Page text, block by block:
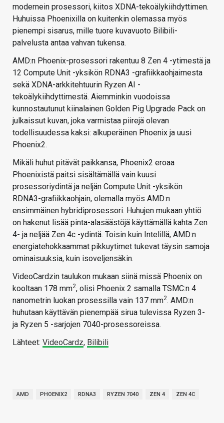
modernein prosessori, kiitos XDNA-tekoälykiihdyttimen.
Huhuissa Phoenixilla on kuitenkin olemassa myös
pienempi sisarus, mille tuore kuvavuoto Bilibili-
palvelusta antaa vahvan tukensa.
AMD:n Phoenix-prosessori rakentuu 8 Zen 4 -ytimestä ja
12 Compute Unit -yksikön RDNA3 -grafiikkaohjaimesta
sekä XDNA-arkkitehtuurin Ryzen AI -
tekoälykiihdyttimestä. Aiemminkin vuodoissa
kunnostautunut kiinalainen Golden Pig Upgrade Pack on
julkaissut kuvan, joka varmistaa piirejä olevan
todellisuudessa kaksi: alkuperäinen Phoenix ja uusi
Phoenix2.
Mikäli huhut pitävät paikkansa, Phoenix2 eroaa
Phoenixistä paitsi sisältämällä vain kuusi
prosessoriydintä ja neljän Compute Unit -yksikön
RDNA3-grafiikkaohjain, olemalla myös AMD:n
ensimmäinen hybridiprosessori. Huhujen mukaan yhtiö
on hakenut lisää pinta-alasäästöjä käyttämällä kahta Zen
4- ja neljää Zen 4c -ydintä. Toisin kuin Intelillä, AMD:n
energiatehokkaammat pikkuytimet tukevat täysin samoja
ominaisuuksia, kuin isoveljensäkin.
VideoCardzin taulukon mukaan siinä missä Phoenix on
kooltaan 178 mm2, olisi Phoenix 2 samalla TSMC:n 4
nanometrin luokan prosessilla vain 137 mm2. AMD:n
huhutaan käyttävän pienempää sirua tulevissa Ryzen 3-
ja Ryzen 5 -sarjojen 7040-prosessoreissa.
Lähteet: VideoCardz, Bilibili
AMD PHOENIX2 RDNA3 RYZEN 7040 ZEN 4 ZEN 4C